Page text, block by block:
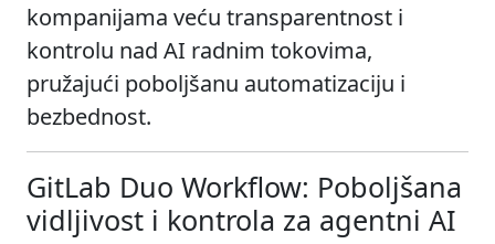
kompanijama veću transparentnost i
kontrolu nad AI radnim tokovima,
pružajući poboljšanu automatizaciju i
bezbednost.
GitLab Duo Workflow: Poboljšana
vidljivost i kontrola za agentni AI